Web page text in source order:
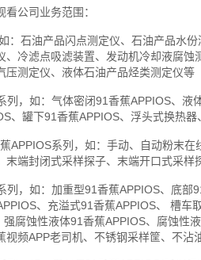
公司业务范围：
石油产品闪点测定仪、石油产品水份
、冷滤点吸滤装置、发动机冷却液腐
压测定仪、液体石油产品烃类测定仪等
，如：气体密闭91香蕉APPIOS、液
、罐下91香蕉APPIOS、浮头式换热
系列，如：手动、自动粉末在
末端封闭式采样探子、末端开口式采
，如：加重型91香蕉APPIOS、底部
、充溢式91香蕉APPIOS、 槽
腐蚀性液体91香蕉APPIOS、腐蚀性
视频APP老司机、不锈钢采样筐、不沾